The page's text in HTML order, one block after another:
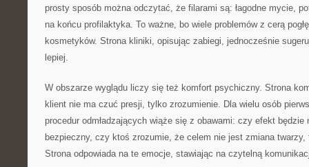
prosty sposób można odczytać, że filarami są: łagodne mycie,
na końcu profilaktyka. To ważne, bo wiele problemów z cerą
kosmetyków. Strona kliniki, opisując zabiegi, jednocześnie
lepiej.
W obszarze wyglądu liczy się też komfort psychiczny. Strona
klient nie ma czuć presji, tylko zrozumienie. Dla wielu osób
procedur odmładzających wiąże się z obawami: czy efekt
bezpieczny, czy ktoś zrozumie, że celem nie jest zmiana
Strona odpowiada na te emocje, stawiając na czytelną